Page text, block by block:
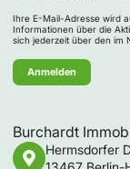
Ihre E-Mail-Adresse wird
Informationen über die
sich jederzeit über den im
Burchardt
Hermsdorfer